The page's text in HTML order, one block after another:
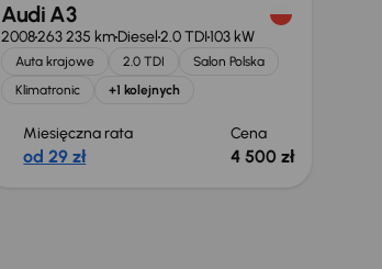
Audi A3
2008263 235 kmDiesel2.0 TDI103 kW
Auta krajowe 2.0 TDI
Salon Polska
Klimatronic
+1 kolejnych
Miesięczna rata
od 29 zł
Cena
4 500 zł